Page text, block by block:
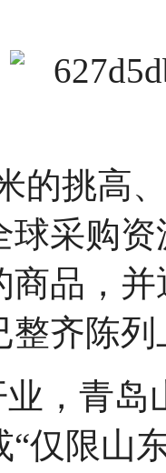
的挑高
球采购
商品，
整齐陈
，青
仅限山